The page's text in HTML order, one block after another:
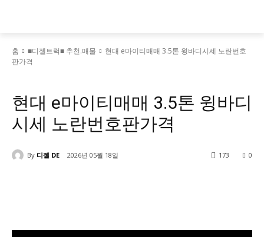
홈 ■디젤트럭■ 추천.매물
현대 e마이티매매 3.5톤 윙바디시세 노란번호
판가격
현대 e마이티매매 3.5톤 윙바디
시세 노란번호판가격
By 디젤 DE 2026년 05월 18일 0
173